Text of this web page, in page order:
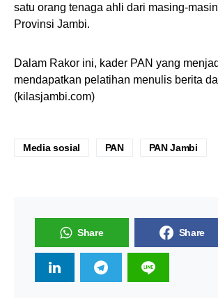
satu orang tenaga ahli dari masing-
Provinsi Jambi.
Dalam Rakor ini, kader PAN yang
mendapatkan pelatihan menulis berita
(kilasjambi.com)
Media sosial PAN PAN Jambi
Share Share